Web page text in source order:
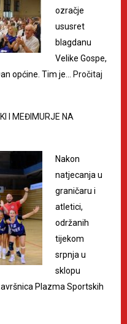
ozračje
ususret
blagdanu
Velike Gospe,
općine. Tim je… Pročitaj
I MEĐIMURJE NA
Nakon
natjecanja u
graničaru i
atletici,
održanih
tijekom
srpnja u
sklopu
Plazma Sportskih